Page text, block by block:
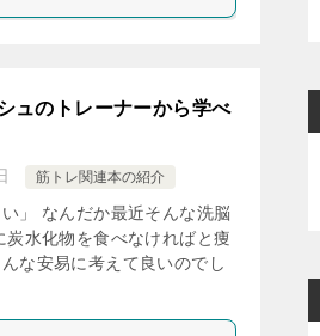
ュのトレーナーから学べ
筋トレ関連本の紹介
」 なんだか最近そんな洗脳
炭水化物を食べなければと痩
な安易に考えて良いのでし